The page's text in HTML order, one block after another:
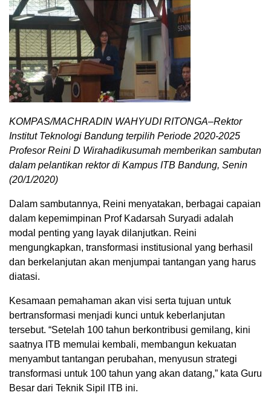
KOMPAS/MACHRADIN WAHYUDI RITONGA–Rektor
Institut Teknologi Bandung terpilih Periode 2020-2025
Profesor Reini D Wirahadikusumah memberikan sambutan
dalam pelantikan rektor di Kampus ITB Bandung, Senin
(20/1/2020)
Dalam sambutannya, Reini menyatakan, berbagai capaian
dalam kepemimpinan Prof Kadarsah Suryadi adalah
modal penting yang layak dilanjutkan. Reini
mengungkapkan, transformasi institusional yang berhasil
dan berkelanjutan akan menjumpai tantangan yang harus
diatasi.
Kesamaan pemahaman akan visi serta tujuan untuk
bertransformasi menjadi kunci untuk keberlanjutan
tersebut. “Setelah 100 tahun berkontribusi gemilang, kini
saatnya ITB memulai kembali, membangun kekuatan
menyambut tantangan perubahan, menyusun strategi
transformasi untuk 100 tahun yang akan datang,” kata Guru
Besar dari Teknik Sipil ITB ini.